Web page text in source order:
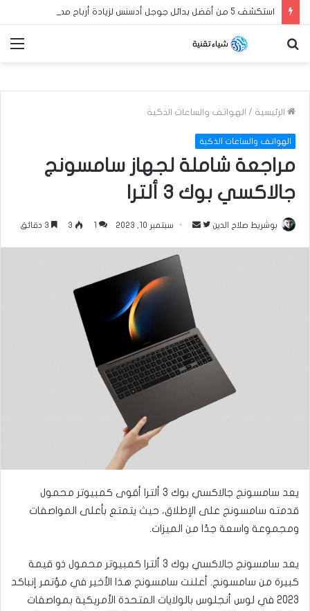
الرئيسية / الهواتف والساعات الذكية
الهواتف والساعات الذكية
مراجعة شاملة لجهاز سامسونج
جالاكسي بوك 3 ألترا
بوشريط صلاح الدين
ت
ى
ت
و
ر
ر
د
ا
ا
سبتمبر 10, 2023 1
3
يعد سامسونج جالاكسي بوك 3 ألترا أقوى كمبيوتر محمول
قدمته سامسونج على الإطلاق، حيث يتمتع بأعلى المواصفات
ومجموعة واسعة جدًا من الميزات.
يعد سامسونج جالاكسي بوك 3 ألترا كمبيوتر محمول ذو قيمة
كبيرة من سامسونج. أعلنت سامسونج هذا الأخير في مؤتمر إنباكد
2023 في لوس أنجلوس بالولايات المتحدة الأمريكية بمواصفات